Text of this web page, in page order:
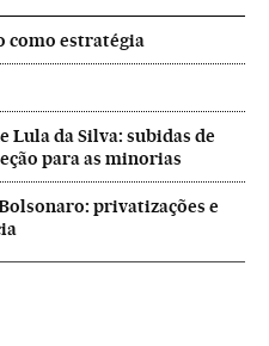
como estratégia
Lula da Silva: subidas de
para as minorias
privatizações e